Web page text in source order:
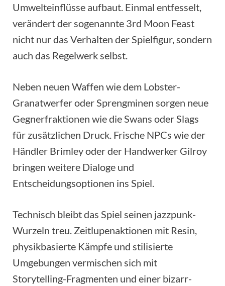
Umwelteinflüsse aufbaut. Einmal entfesselt,
verändert der sogenannte 3rd Moon Feast
nicht nur das Verhalten der Spielfigur, sondern
auch das Regelwerk selbst.
Neben neuen Waffen wie dem Lobster-
Granatwerfer oder Sprengminen sorgen neue
Gegnerfraktionen wie die Swans oder Slags
für zusätzlichen Druck. Frische NPCs wie der
Händler Brimley oder der Handwerker Gilroy
bringen weitere Dialoge und
Entscheidungsoptionen ins Spiel.
Technisch bleibt das Spiel seinen jazzpunk-
Wurzeln treu. Zeitlupenaktionen mit Resin,
physikbasierte Kämpfe und stilisierte
Umgebungen vermischen sich mit
Storytelling-Fragmenten und einer bizarr-